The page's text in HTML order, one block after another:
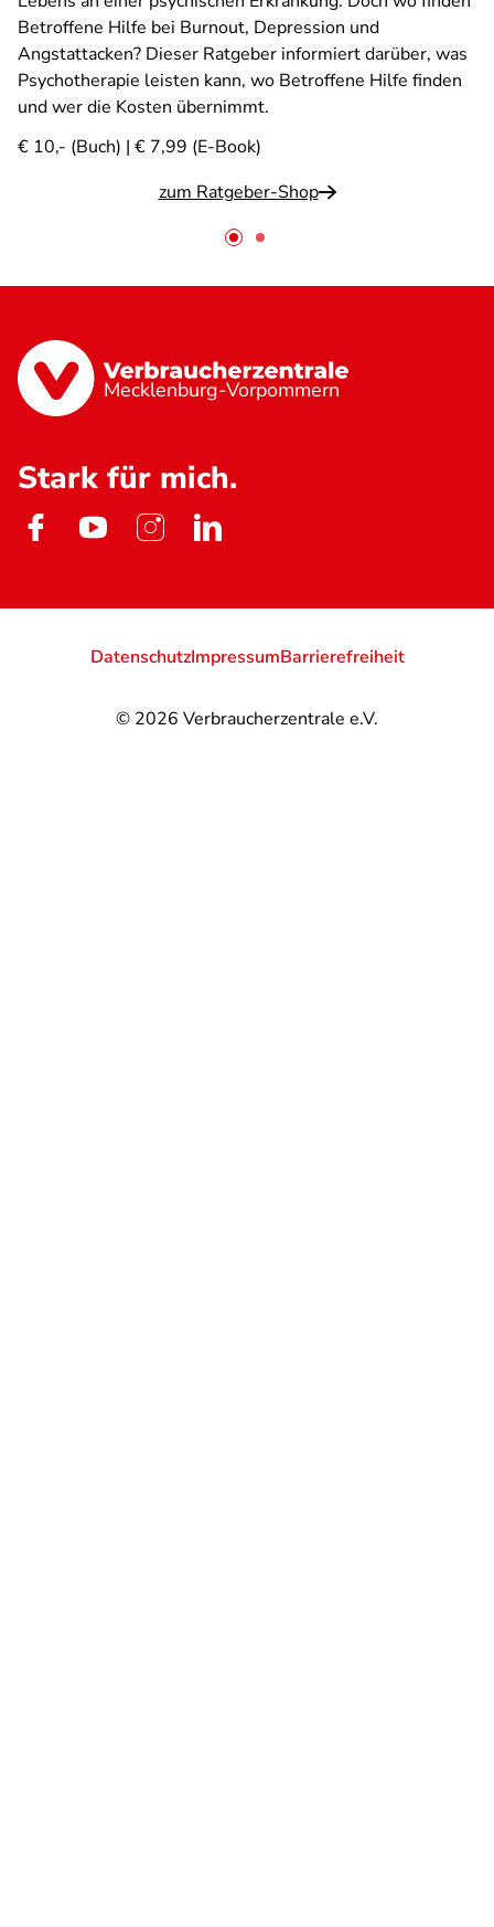
Betroffene Hilfe bei Burnout, Depression und
Angstattacken? Dieser Ratgeber informiert darüber, was
Psychotherapie leisten kann, wo Betroffene Hilfe finden
und wer die Kosten übernimmt.
€ 10,- (Buch) | € 7,99 (E-Book)
zum Ratgeber-Shop
Mecklenburg-Vorpommern
Stark für mich.
© 2026 Verbraucherzentrale e.V.
DatenschutzImpressumBarrierefreiheit